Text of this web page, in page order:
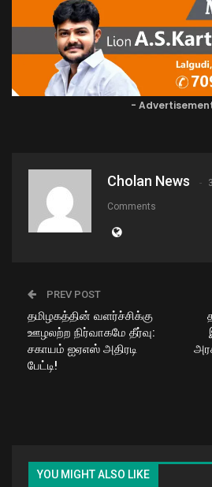
-
Cholan News
Comments
PREV POST
தமிழகத்தின் வளர்ச்சிக்கு
ஊழலற்ற நிர்வாகமே தீர்வு:
சகாயம் ஐஏஎஸ் அதிரடி
பேட்டி!
YOU MIGHT ALSO LIKE